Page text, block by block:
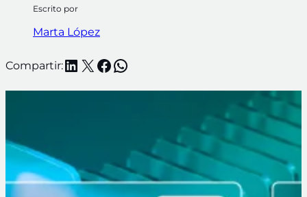
Escrito por
Marta López
Compartir:LinkedIn
X Facebook
WhatsApp